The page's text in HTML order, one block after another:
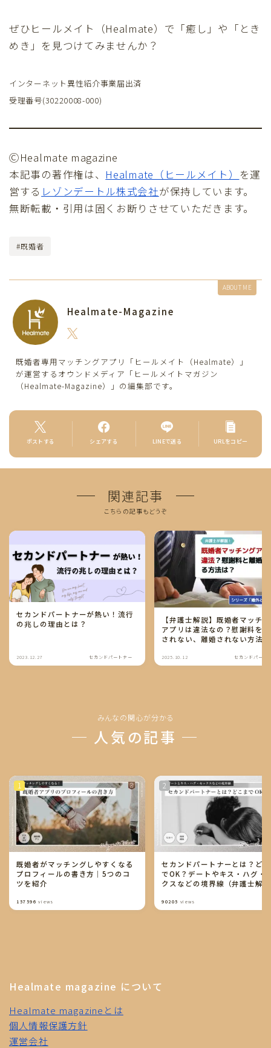
ぜひヒールメイト（Healmate）で「癒し」や「とき
めき」を見つけてみませんか？
インターネット異性紹介事業届出済
受理番号(30220008-000)
ⒸHealmate magazine
本記事の著作権は、 Healmate（ヒールメイト）
を運
営する レゾンデートル株式会社が保持しています。
無断転載・引用は固くお断りさせていただきます。
#既婚者
ABOUT ME
Healmate-Magazine
既婚者専用マッチングアプリ「ヒールメイト（Healmate）」
が運営するオウンドメディア「ヒールメイトマガジン
（Healmate-Magazine）」の編集部です。
ポストする シェアする LINEで送る URLをコピー
関連記事
こちらの記事もどうぞ
セカンドパートナーが熱い！流行
の兆しの理由とは？
2023.12.27 セカンドパートナー
【弁護士解説】既婚者マッチ
アプリは違法なの？慰謝料を
されない、離婚されない方法
2025.10.12 セカンドパート
みんなの関心が分かる
─ 人気の記事 ─
既婚者がマッチングしやすくなる
プロフィールの書き方｜5つのコ
ツを紹介
157596 views
セカンドパートナーとは？ど
でOK？デートやキス・ハグ・
クスなどの境界線（弁護士解
90205 views
Healmate magazine について
Healmate magazineとは
個人情報保護方針
運営会社